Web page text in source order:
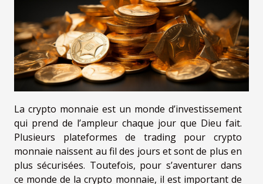
La crypto monnaie est un monde d’investissement
qui prend de l’ampleur chaque jour que Dieu fait.
Plusieurs plateformes de trading pour crypto
monnaie naissent au fil des jours et sont de plus en
plus sécurisées. Toutefois, pour s’aventurer dans
ce monde de la crypto monnaie, il est important de